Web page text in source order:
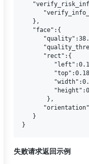
   },
   "face":{
      "rect":{
       },
   }
失败请求返回示例